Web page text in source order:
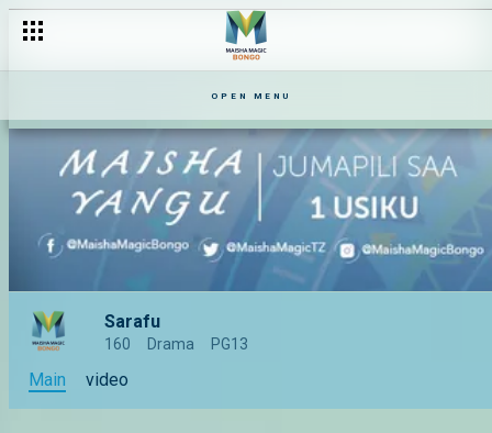
OPEN MENU
Sarafu
160 Drama PG13
Main video